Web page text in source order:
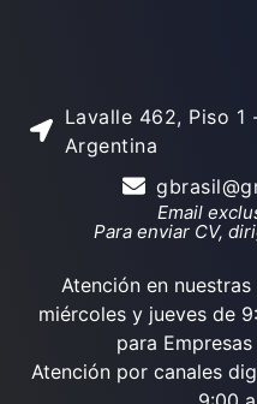
Lavalle 462, Piso 1
Argentina
Email
Para enviar CV,
Atención en
miércoles y jueves de
para
Atención por canales